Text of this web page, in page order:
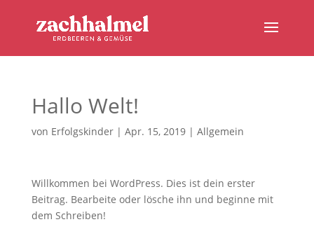
Hallo Welt!
von Erfolgskinder| Apr. 15, 2019| Allgemein
Willkommen bei WordPress. Dies ist dein erster
Beitrag. Bearbeite oder lösche ihn und beginne mit
dem Schreiben!